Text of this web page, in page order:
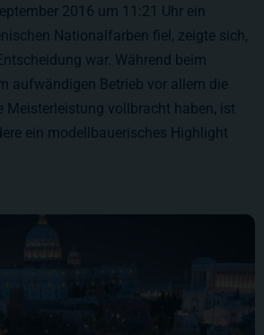
2016 um 11:21 Uhr ein
Nationalfarben fiel, zeigte sich,
war. Während beim
aufwändigen Betrieb vor allem die
Meisterleistung vollbracht haben, ist
ein modellbauerisches Highlight